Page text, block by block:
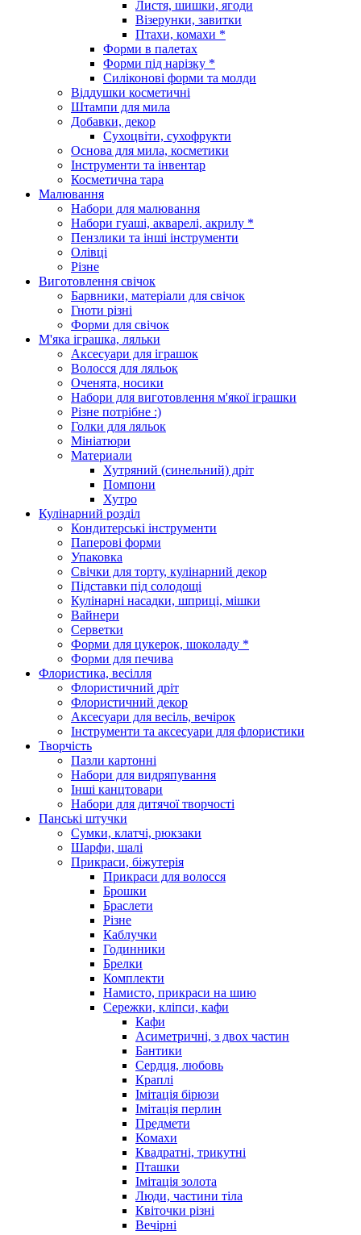
Листя, шишки, ягоди
Візерунки, завитки
Птахи, комахи *
Форми в палетах
Форми під нарізку *
Силіконові форми та молди
Віддушки косметичні
Штампи для мила
Добавки, декор
Сухоцвіти, сухофрукти
Основа для мила, косметики
Інструменти та інвентар
Косметична тара
Малювання
Набори для малювання
Набори гуаші, акварелі, акрилу *
Пензлики та інші інструменти
Олівці
Різне
Виготовлення свічок
Барвники, матеріали для свічок
Гноти різні
Форми для свічок
М'яка іграшка, ляльки
Аксесуари для іграшок
Волосся для ляльок
Оченята, носики
Набори для виготовлення м'якої іграшки
Різне потрібне :)
Голки для ляльок
Мініатюри
Материали
Хутряний (синельний) дріт
Помпони
Хутро
Кулінарний розділ
Кондитерські інструменти
Паперові форми
Упаковка
Свічки для торту, кулінарний декор
Підставки під солодощі
Кулінарні насадки, шприці, мішки
Вайнери
Серветки
Форми для цукерок, шоколаду *
Форми для печива
Флористика, весілля
Флористичний дріт
Флористичний декор
Аксесуари для весіль, вечірок
Інструменти та аксесуари для флористики
Творчість
Пазли картонні
Набори для видряпування
Інші канцтовари
Набори для дитячої творчості
Панські штучки
Сумки, клатчі, рюкзаки
Шарфи, шалі
Прикраси, біжутерія
Прикраси для волосся
Брошки
Браслети
Різне
Каблучки
Годинники
Брелки
Комплекти
Намисто, прикраси на шию
Сережки, кліпси, кафи
Кафи
Асиметричні, з двох частин
Бантики
Сердця, любовь
Краплі
Імітація бірюзи
Імітація перлин
Предмети
Комахи
Квадратні, трикутні
Пташки
Імітація золота
Люди, частини тіла
Квіточки різні
Вечірні